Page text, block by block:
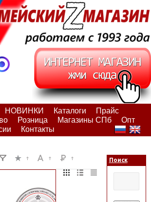
НОВИНКИ Каталоги
Прайс
Розница Магазины СПб
Опт
Контакты
Поиск